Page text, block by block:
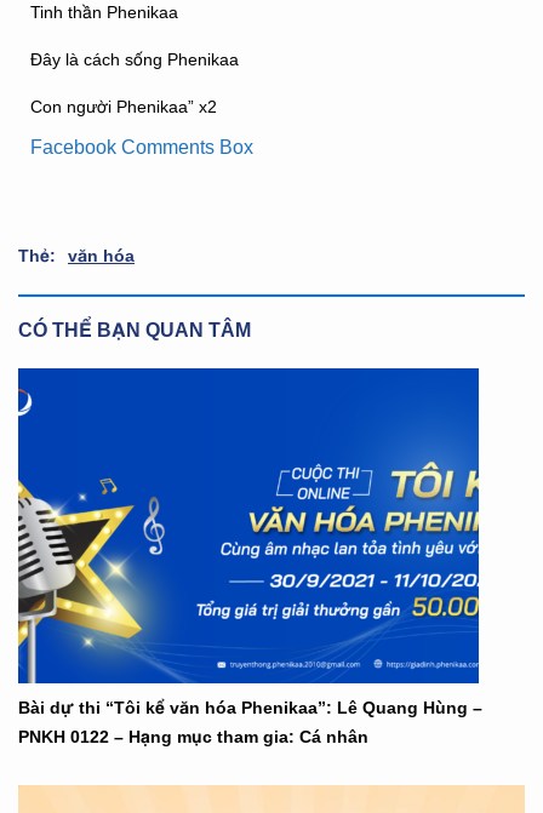
Tinh thần Phenikaa
Đây là cách sống Phenikaa
Con người Phenikaa” x2
Facebook Comments Box
Thẻ: văn hóa
CÓ THỂ BẠN QUAN TÂM
Bài dự thi “Tôi kể văn hóa Phenikaa”: Lê Quang Hùng –
PNKH 0122 – Hạng mục tham gia: Cá nhân